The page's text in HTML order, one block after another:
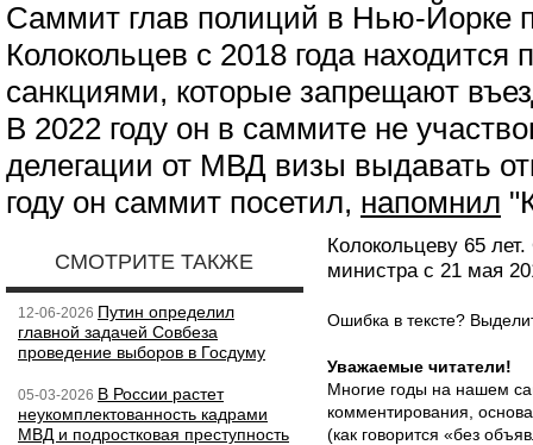
Саммит глав полиций в Нью-Йорке
Колокольцев с 2018 года находится
санкциями, которые запрещают
В 2022 году он в саммите не
делегации от МВД визы выдавать
году он саммит посетил, напомнил
СМОТРИТЕ ТАКЖЕ
12-06-2026 Путин определил
главной задачей Совбеза
проведение выборов в Госдуму
05-03-2026 В России растет
неукомплектованность кадрами
МВД и подростковая преступность
Колокольцеву 65
министра с 21 мая
Ошибка в тексте?
Уважаемые читатели!
Многие годы на нашем
комментирования,
(как говорится «без